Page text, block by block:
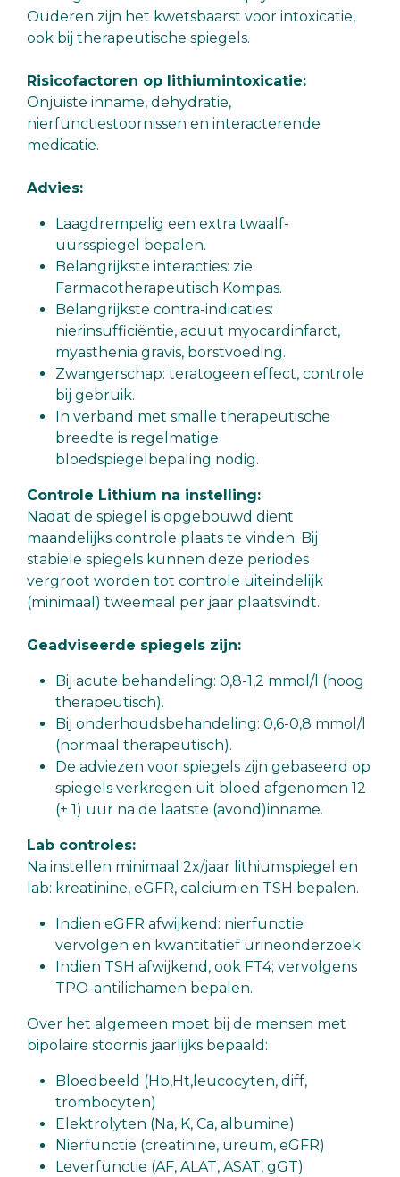
Ouderen zijn het kwetsbaarst voor intoxicatie,
ook bij therapeutische spiegels.
Risicofactoren op lithiumintoxicatie:
Onjuiste inname, dehydratie,
nierfunctiestoornissen en interacterende
medicatie.
Advies:
Laagdrempelig een extra twaalf-
uursspiegel bepalen.
Belangrijkste interacties: zie
Farmacotherapeutisch Kompas.
Belangrijkste contra-indicaties:
nierinsufficiëntie, acuut myocardinfarct,
myasthenia gravis, borstvoeding.
Zwangerschap: teratogeen effect, controle
bij gebruik.
In verband met smalle therapeutische
breedte is regelmatige
bloedspiegelbepaling nodig.
Controle Lithium na instelling:
Nadat de spiegel is opgebouwd dient
maandelijks controle plaats te vinden. Bij
stabiele spiegels kunnen deze periodes
vergroot worden tot controle uiteindelijk
(minimaal) tweemaal per jaar plaatsvindt.
Geadviseerde spiegels zijn:
Bij acute behandeling: 0,8-1,2 mmol/l (hoog
therapeutisch).
Bij onderhoudsbehandeling: 0,6-0,8 mmol/l
(normaal therapeutisch).
De adviezen voor spiegels zijn gebaseerd op
spiegels verkregen uit bloed afgenomen 12
(± 1) uur na de laatste (avond)inname.
Lab controles:
Na instellen minimaal 2x/jaar lithiumspiegel en
lab: kreatinine, eGFR, calcium en TSH bepalen.
Indien eGFR afwijkend: nierfunctie
vervolgen en kwantitatief urineonderzoek.
Indien TSH afwijkend, ook FT4; vervolgens
TPO-antilichamen bepalen.
Over het algemeen moet bij de mensen met
bipolaire stoornis jaarlijks bepaald:
Bloedbeeld (Hb,Ht,leucocyten, diff,
trombocyten)
Elektrolyten (Na, K, Ca, albumine)
Nierfunctie (creatinine, ureum, eGFR)
Leverfunctie (AF, ALAT, ASAT, gGT)